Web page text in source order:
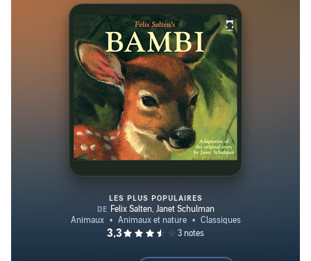
Bambi
LES PLUS POPULAIRES